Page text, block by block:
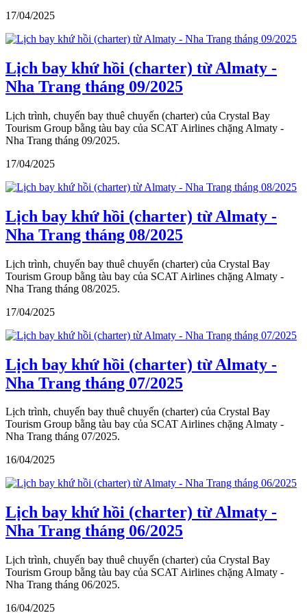
17/04/2025
Lịch bay khứ hồi (charter) từ Almaty -
Nha Trang tháng 09/2025
Lịch trình, chuyến bay thuê chuyến (charter) của Crystal Bay
Tourism Group bằng tàu bay của SCAT Airlines chặng Almaty -
Nha Trang tháng 09/2025.
17/04/2025
Lịch bay khứ hồi (charter) từ Almaty -
Nha Trang tháng 08/2025
Lịch trình, chuyến bay thuê chuyến (charter) của Crystal Bay
Tourism Group bằng tàu bay của SCAT Airlines chặng Almaty -
Nha Trang tháng 08/2025.
17/04/2025
Lịch bay khứ hồi (charter) từ Almaty -
Nha Trang tháng 07/2025
Lịch trình, chuyến bay thuê chuyến (charter) của Crystal Bay
Tourism Group bằng tàu bay của SCAT Airlines chặng Almaty -
Nha Trang tháng 07/2025.
16/04/2025
Lịch bay khứ hồi (charter) từ Almaty -
Nha Trang tháng 06/2025
Lịch trình, chuyến bay thuê chuyến (charter) của Crystal Bay
Tourism Group bằng tàu bay của SCAT Airlines chặng Almaty -
Nha Trang tháng 06/2025.
16/04/2025